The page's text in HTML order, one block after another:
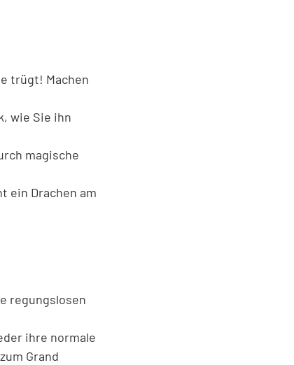
trügt! Machen
wie Sie ihn
magische
ein Drachen am
regungslosen
ihre normale
Grand